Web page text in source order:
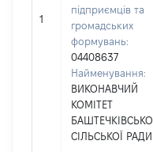
1
підприємців та
громадських
формувань:
04408637
Найменування:
ВИКОНАВЧИЙ
КОМІТЕТ
БАШТЕЧКІВСЬКОЇ
СІЛЬСЬКОЇ РАДИ